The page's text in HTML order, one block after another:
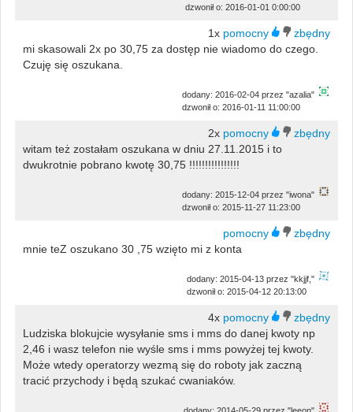
dzwonił o: 2016-01-01 0:00:00
1x
mi skasowali 2x po 30,75 za dostęp nie wiadomo do czego.
Czuję się oszukana.
dodany: 2016-02-04 przez "azalia"
dzwonił o: 2016-01-11 11:00:00
2x
witam też zostałam oszukana w dniu 27.11.2015 i to
dwukrotnie pobrano kwotę 30,75 !!!!!!!!!!!!!!!!
dodany: 2015-12-04 przez "iwona"
dzwonił o: 2015-11-27 11:23:00
mnie teZ oszukano 30 ,75 wzięto mi z konta
dodany: 2015-04-13 przez "kkjjf,"
dzwonił o: 2015-04-12 20:13:00
4x
Ludziska blokujcie wysyłanie sms i mms do danej kwoty np
2,46 i wasz telefon nie wyśle sms i mms powyżej tej kwoty.
Może wtedy operatorzy wezmą się do roboty jak zaczną
tracić przychody i będą szukać cwaniaków.